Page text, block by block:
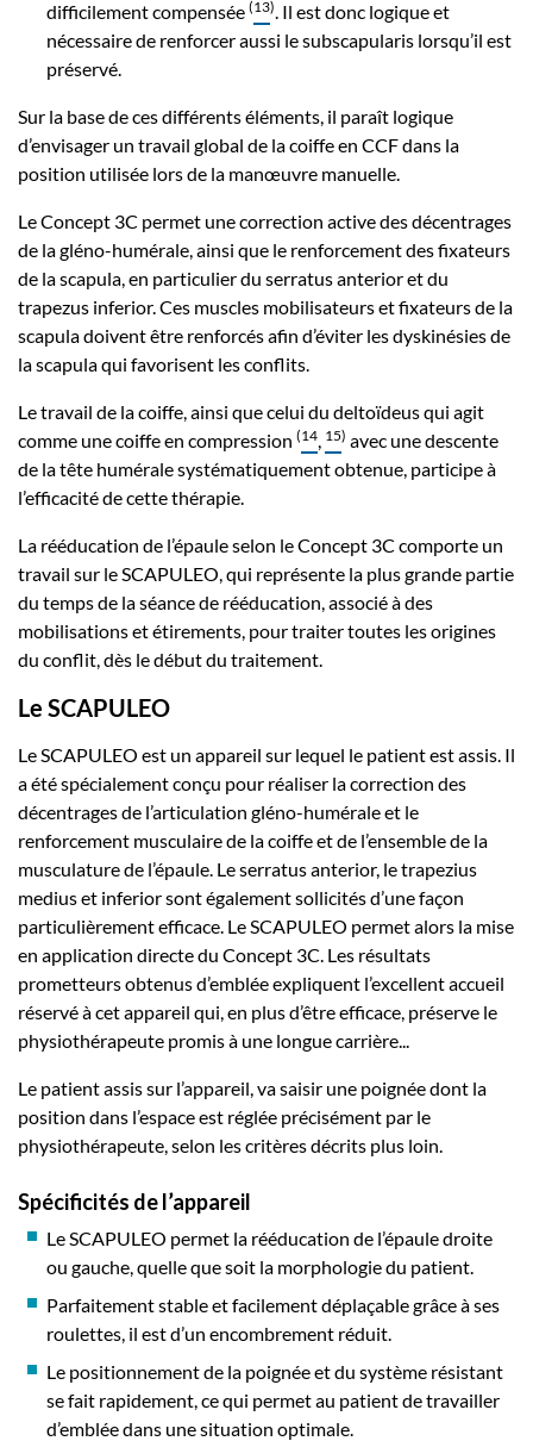
difficilement compensée (13). Il est donc logique et
nécessaire de renforcer aussi le subscapularis lorsqu’il est
préservé.
Sur la base de ces différents éléments, il paraît logique
d’envisager un travail global de la coiffe en CCF dans la
position utilisée lors de la manœuvre manuelle.
Le Concept 3C permet une correction active des décentrages
de la gléno-humérale, ainsi que le renforcement des fixateurs
de la scapula, en particulier du serratus anterior et du
trapezus inferior. Ces muscles mobilisateurs et fixateurs de la
scapula doivent être renforcés afin d’éviter les dyskinésies de
la scapula qui favorisent les conflits.
Le travail de la coiffe, ainsi que celui du deltoïdeus qui agit
comme une coiffe en compression (14, 15) avec une descente
de la tête humérale systématiquement obtenue, participe à
l’efficacité de cette thérapie.
La rééducation de l’épaule selon le Concept 3C comporte un
travail sur le SCAPULEO, qui représente la plus grande partie
du temps de la séance de rééducation, associé à des
mobilisations et étirements, pour traiter toutes les origines
du conflit, dès le début du traitement.
Le SCAPULEO
Le SCAPULEO est un appareil sur lequel le patient est assis. Il
a été spécialement conçu pour réaliser la correction des
décentrages de l’articulation gléno-humérale et le
renforcement musculaire de la coiffe et de l’ensemble de la
musculature de l’épaule. Le serratus anterior, le trapezius
medius et inferior sont également sollicités d’une façon
particulièrement efficace. Le SCAPULEO permet alors la mise
en application directe du Concept 3C. Les résultats
prometteurs obtenus d’emblée expliquent l’excellent accueil
réservé à cet appareil qui, en plus d’être efficace, préserve le
physiothérapeute promis à une longue carrière...
Le patient assis sur l’appareil, va saisir une poignée dont la
position dans l’espace est réglée précisément par le
physiothérapeute, selon les critères décrits plus loin.
Spécificités de l’appareil
Le SCAPULEO permet la rééducation de l’épaule droite
ou gauche, quelle que soit la morphologie du patient.
Parfaitement stable et facilement déplaçable grâce à ses
roulettes, il est d’un encombrement réduit.
Le positionnement de la poignée et du système résistant
se fait rapidement, ce qui permet au patient de travailler
d’emblée dans une situation optimale.